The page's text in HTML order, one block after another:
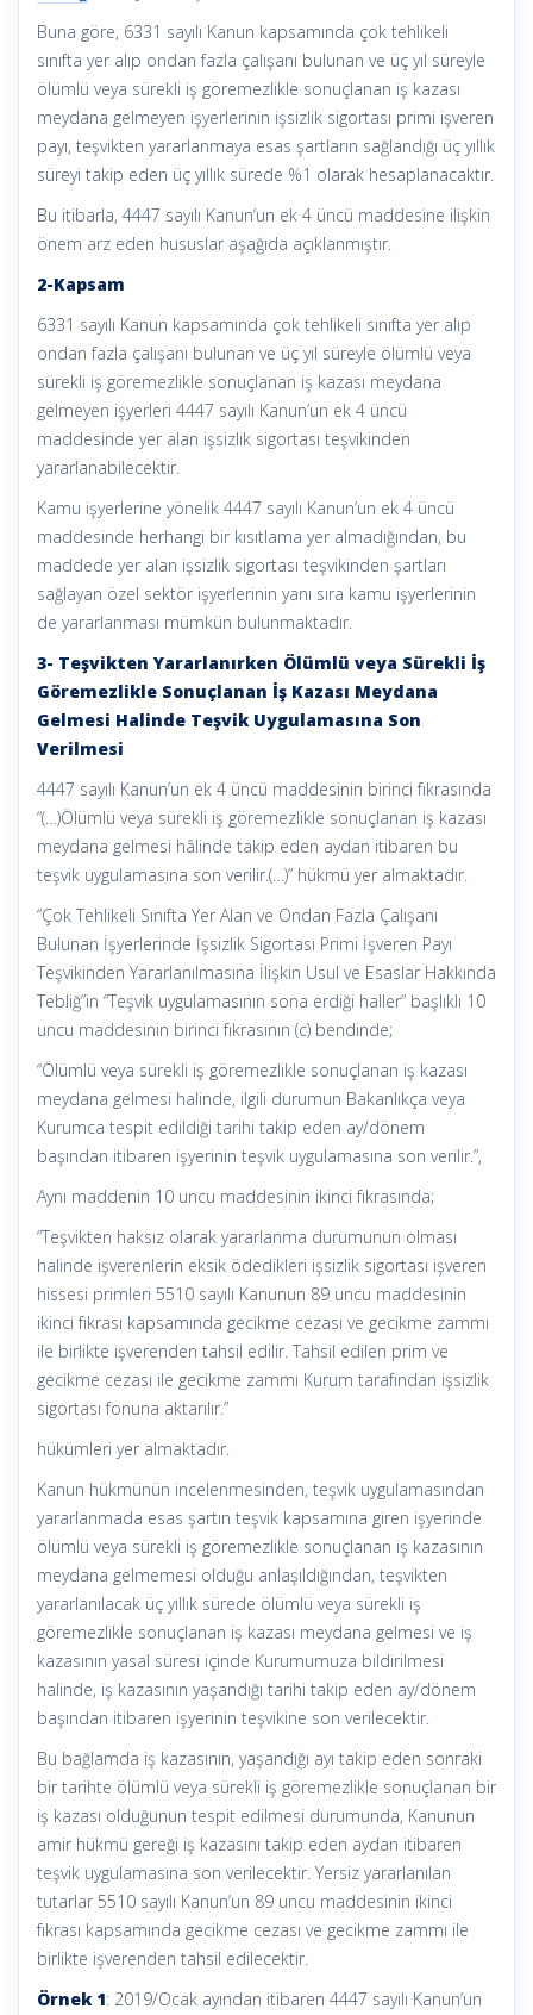
Buna göre, 6331 sayılı Kanun kapsamında çok tehlikeli
sınıfta yer alıp ondan fazla çalışanı bulunan ve üç yıl süreyle
ölümlü veya sürekli iş göremezlikle sonuçlanan iş kazası
meydana gelmeyen işyerlerinin işsizlik sigortası primi işveren
payı, teşvikten yararlanmaya esas şartların sağlandığı üç yıllık
süreyi takip eden üç yıllık sürede %1 olarak hesaplanacaktır.
Bu itibarla, 4447 sayılı Kanun’un ek 4 üncü maddesine ilişkin
önem arz eden hususlar aşağıda açıklanmıştır.
2-Kapsam
6331 sayılı Kanun kapsamında çok tehlikeli sınıfta yer alıp
ondan fazla çalışanı bulunan ve üç yıl süreyle ölümlü veya
sürekli iş göremezlikle sonuçlanan iş kazası meydana
gelmeyen işyerleri 4447 sayılı Kanun’un ek 4 üncü
maddesinde yer alan işsizlik sigortası teşvikinden
yararlanabilecektir.
Kamu işyerlerine yönelik 4447 sayılı Kanun’un ek 4 üncü
maddesinde herhangi bir kısıtlama yer almadığından, bu
maddede yer alan işsizlik sigortası teşvikinden şartları
sağlayan özel sektör işyerlerinin yanı sıra kamu işyerlerinin
de yararlanması mümkün bulunmaktadır.
3- Teşvikten Yararlanırken Ölümlü veya Sürekli İş
Göremezlikle Sonuçlanan İş Kazası Meydana
Gelmesi Halinde Teşvik Uygulamasına Son
Verilmesi
4447 sayılı Kanun’un ek 4 üncü maddesinin birinci fıkrasında
“(…)Ölümlü veya sürekli iş göremezlikle sonuçlanan iş kazası
meydana gelmesi hâlinde takip eden aydan itibaren bu
teşvik uygulamasına son verilir.(…)” hükmü yer almaktadır.
“Çok Tehlikeli Sınıfta Yer Alan ve Ondan Fazla Çalışanı
Bulunan İşyerlerinde İşsizlik Sigortası Primi İşveren Payı
Teşvikinden Yararlanılmasına İlişkin Usul ve Esaslar Hakkında
Tebliğ”in “Teşvik uygulamasının sona erdiği haller” başlıklı 10
uncu maddesinin birinci fıkrasının (c) bendinde;
“Ölümlü veya sürekli iş göremezlikle sonuçlanan iş kazası
meydana gelmesi halinde, ilgili durumun Bakanlıkça veya
Kurumca tespit edildiği tarihi takip eden ay/dönem
başından itibaren işyerinin teşvik uygulamasına son verilir.”,
Aynı maddenin 10 uncu maddesinin ikinci fıkrasında;
“Teşvikten haksız olarak yararlanma durumunun olması
halinde işverenlerin eksik ödedikleri işsizlik sigortası işveren
hissesi primleri 5510 sayılı Kanunun 89 uncu maddesinin
ikinci fıkrası kapsamında gecikme cezası ve gecikme zammı
ile birlikte işverenden tahsil edilir. Tahsil edilen prim ve
gecikme cezası ile gecikme zammı Kurum tarafından işsizlik
sigortası fonuna aktarılır.”
hükümleri yer almaktadır.
Kanun hükmünün incelenmesinden, teşvik uygulamasından
yararlanmada esas şartın teşvik kapsamına giren işyerinde
ölümlü veya sürekli iş göremezlikle sonuçlanan iş kazasının
meydana gelmemesi olduğu anlaşıldığından, teşvikten
yararlanılacak üç yıllık sürede ölümlü veya sürekli iş
göremezlikle sonuçlanan iş kazası meydana gelmesi ve iş
kazasının yasal süresi içinde Kurumumuza bildirilmesi
halinde, iş kazasının yaşandığı tarihi takip eden ay/dönem
başından itibaren işyerinin teşvikine son verilecektir.
Bu bağlamda iş kazasının, yaşandığı ayı takip eden sonraki
bir tarihte ölümlü veya sürekli iş göremezlikle sonuçlanan bir
iş kazası olduğunun tespit edilmesi durumunda, Kanunun
amir hükmü gereği iş kazasını takip eden aydan itibaren
teşvik uygulamasına son verilecektir. Yersiz yararlanılan
tutarlar 5510 sayılı Kanun’un 89 uncu maddesinin ikinci
fıkrası kapsamında gecikme cezası ve gecikme zammı ile
birlikte işverenden tahsil edilecektir.
Örnek 1: 2019/Ocak ayından itibaren 4447 sayılı Kanun’un